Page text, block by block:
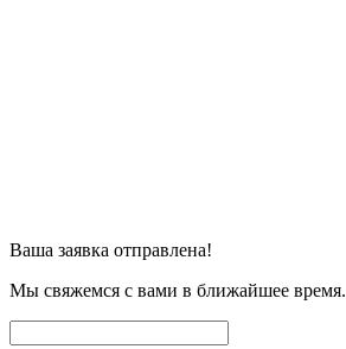
Ваша заявка отправлена!
Мы свяжемся с вами в ближайшее время.